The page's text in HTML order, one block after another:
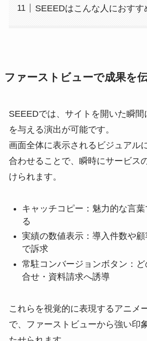
SEEEDはこんな人におすす
ファーストビューで成果を
SEEEDでは、サイトを開いた瞬
を与える演出が可能です。
画面全体に表示されるビジュアル
合わせることで、瞬時にサービス
けられます。
キャッチコピー：魅力的な言
る
実績の数値表示：導入件数や
で訴求
常駐コンバージョンボタン：
合せ・資料請求へ誘導
これらを視覚的に表現するアニメ
で、ファーストビューから強い印